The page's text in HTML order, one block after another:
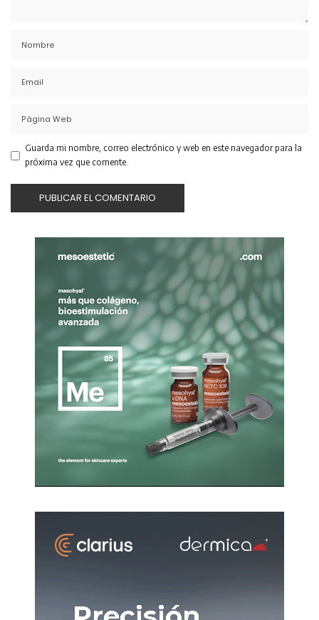
Guarda mi nombre, correo electrónico y web en este navegador para la
próxima vez que comente.